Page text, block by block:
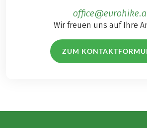
Wir freuen uns auf Ihre
ZUM